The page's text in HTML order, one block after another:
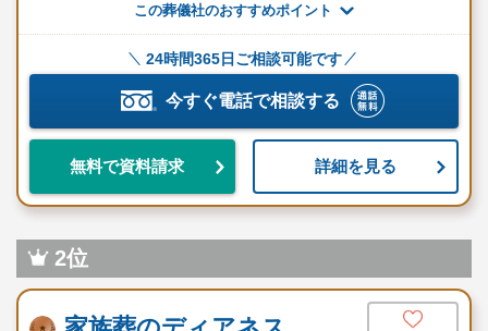
役所手続き代行
斎場へのご搬送
火葬場のご案内
骨壺・骨箱
アフターサポート
追加オプション
この葬儀社のおすすめポイント
24時間365日ご相談可能です
今すぐ電話で相談する
無料で資料請求 詳細を見る
2位